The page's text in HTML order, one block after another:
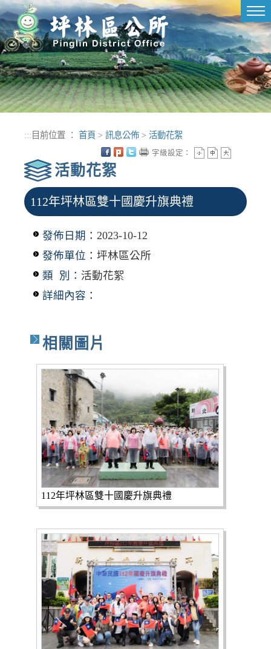
進入內容區塊
::: 目前位置 ： 首頁 > 訊息公佈 > 活動花絮
活動花絮
字級設定：
112年坪林區雙十國慶升旗典禮
發佈日期： 2023-10-12
發佈單位： 坪林區公所
類 別： 活動花絮
詳細內容：
相關圖片
112年坪林區雙十國慶升旗典禮